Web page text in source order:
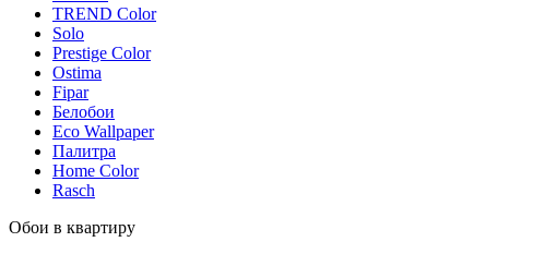
TREND Color
Solo
Prestige Color
Ostima
Fipar
Белобои
Eco Wallpaper
Палитра
Home Color
Rasch
Обои в квартиру